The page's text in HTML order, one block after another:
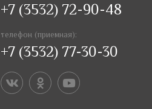
+7 (3532) 72-90-48
телефон (приемная):
+7 (3532) 77-30-30